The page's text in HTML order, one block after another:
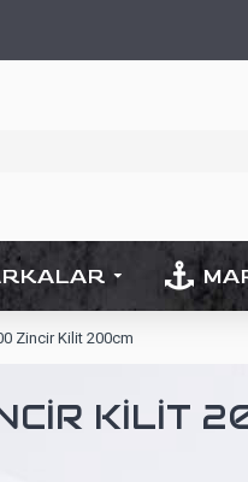
Zincir Kilit 200cm
KILIT